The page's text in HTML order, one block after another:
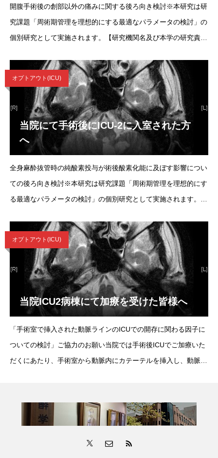
開腹手術後の創部以外の痛みに関する後ろ向き検討※本研究は研
究課題「周術期管理を理想的にする最適なパラメータの検討」の
個別研究として実施されます。【研究機関名及び本学の研究責任
おりです。 研究機関 東京大学
オプトアウト(ICU)
当院にて手術後にICU-2に入室された方
へ
全身麻酔抜管時の純酸素投与が術後酸素化能に及ぼす影響につい
ての後ろ向き検討※本研究は研究課題「周術期管理を理想的にす
る最適なパラメータの検討」の個別研究として実施されます。
究機関と研究責任者は次に示すとお
オプトアウト(ICU)
当院ICU2病棟にて加療を受けた皆様へ
「手術室で挿入された動脈ラインのICUでの開存に関わる因子に
ついての検討」ご協力のお願い当院では手術後ICUでご加療いた
だくにあたり、手術室から動脈内にカテーテルを挿入し、動脈血